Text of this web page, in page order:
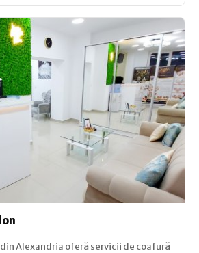
din Alexandria oferă servicii de coafură